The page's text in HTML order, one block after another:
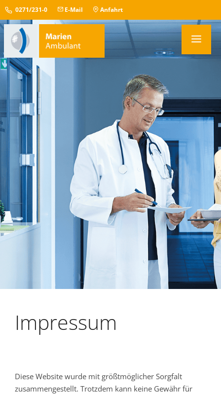
0271/231-0 E-Mail Anfahrt
PRAXEN
IM NOTFALL
Impressum
Diese Website wurde mit größtmöglicher Sorgfalt
zusammengestellt. Trotzdem kann keine Gewähr für